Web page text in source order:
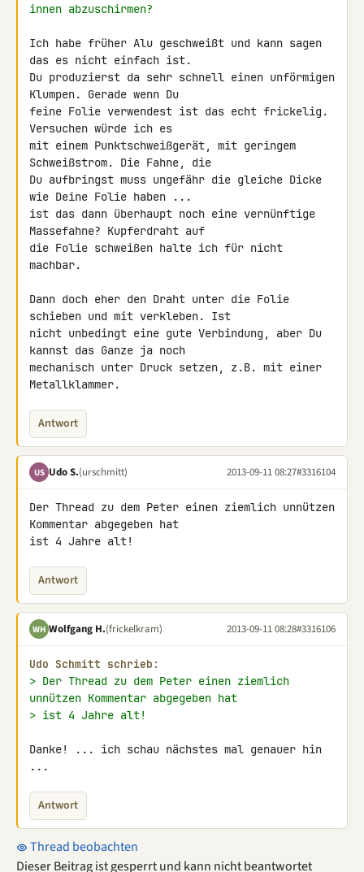
innen abzuschirmen?
Ich habe früher Alu geschweißt und kann sagen
das es nicht einfach ist.
Du produzierst da sehr schnell einen unförmigen
Klumpen. Gerade wenn Du
feine Folie verwendest ist das echt frickelig.
Versuchen würde ich es
mit einem Punktschweißgerät, mit geringem
Schweißstrom. Die Fahne, die
Du aufbringst muss ungefähr die gleiche Dicke
wie Deine Folie haben ...
ist das dann überhaupt noch eine vernünftige
Massefahne? Kupferdraht auf
die Folie schweißen halte ich für nicht
machbar.
Dann doch eher den Draht unter die Folie
schieben und mit verkleben. Ist
nicht unbedingt eine gute Verbindung, aber Du
kannst das Ganze ja noch
mechanisch unter Druck setzen, z.B. mit einer
Metallklammer.
Antwort
US Udo S.(urschmitt) 2013-09-11 08:27#3316104
Der Thread zu dem Peter einen ziemlich unnützen
Kommentar abgegeben hat
ist 4 Jahre alt!
Antwort
WH Wolfgang H.(frickelkram) 2013-09-11 08:28#3316106
Udo Schmitt schrieb:
> Der Thread zu dem Peter einen ziemlich
unnützen Kommentar abgegeben hat
> ist 4 Jahre alt!
Danke! ... ich schau nächstes mal genauer hin
...
Antwort
Thread beobachten
Dieser Beitrag ist gesperrt und kann nicht beantwortet